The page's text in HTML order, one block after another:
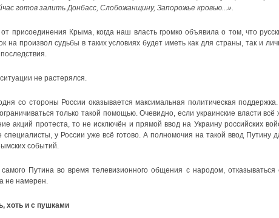
готов залить Донбасс, Слобожанщину, Запорожье кровью...».
присоединения Крыма, когда наш власть громко объявила о том, что
на произвол судьбы в таких условиях будет иметь как для страны, так и
не растерялся.
со стороны России оказывается максимальная политическая
только такой помощью. Очевидно, если украинские власти всё
акций протеста, то не исключён и прямой ввод на Украину российских
специалисты, у России уже всё готово. А полномочия на такой ввод Путину
событий.
Путина во время телевизионного общения с народом, отказываться
не намерен.
хоть и с пушками